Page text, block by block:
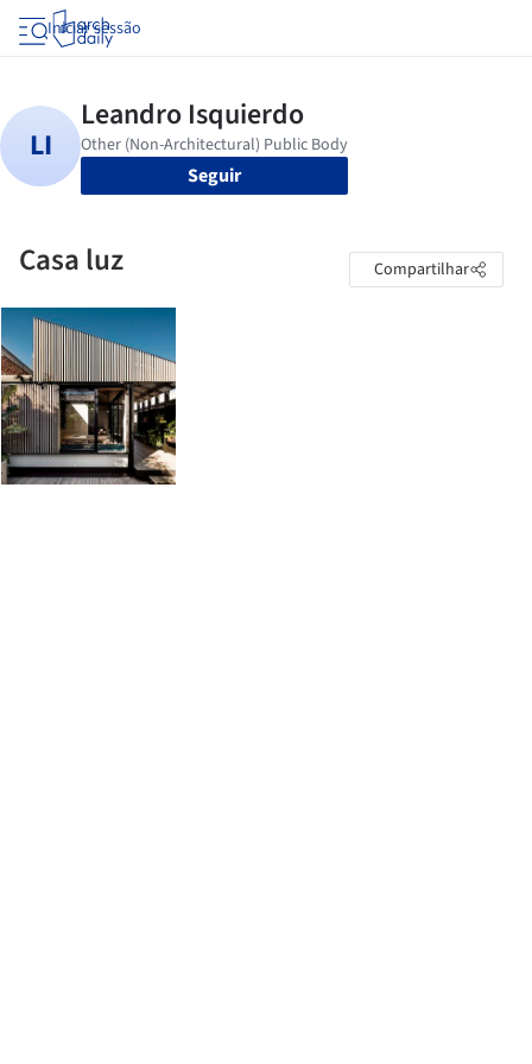
Iniciar sessão
Seguir
Casa luz Compartilhar